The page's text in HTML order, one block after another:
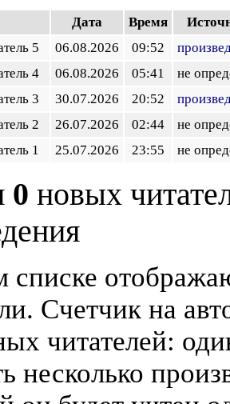
Дата Время
5
06.08.2026 09:52
4
06.08.2026 05:41
не
3
30.07.2026 20:52
2
26.07.2026 02:44
не
1
25.07.2026 23:55 не
0 новых
Счетчик на
читателей:
несколько